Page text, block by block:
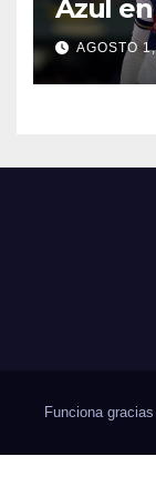
Azul
AGOSTO
Funciona